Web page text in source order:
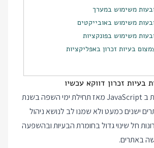
משימוש במערך
משימוש באובייקטים
משימוש בפונקציות
בעיות זכרון באפליקציות
בעיות זכרון היו קיימות ב JavaScript מאז תחילת ימי השפה בשנת
ישנים כמעט ולא שמנו לב לנושא ניהול
חל שינוי גדול בחומרת הבעיות ובהשפעה
באתרים.